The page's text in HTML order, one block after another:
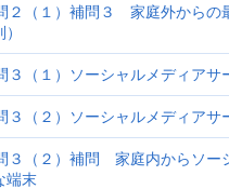
１）補問３ 家庭外からの最
１）ソーシャルメディアサ
２）ソーシャルメディアサ
２）補問 家庭内からソーシ
端末